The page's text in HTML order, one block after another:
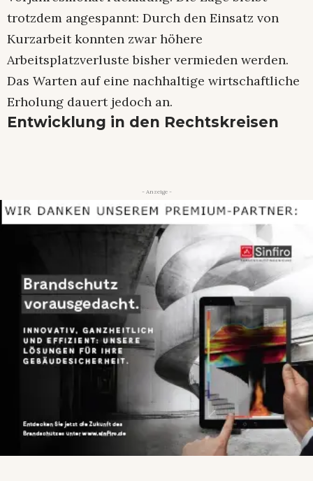
trotzdem angespannt: Durch den Einsatz von
Kurzarbeit konnten zwar höhere
Arbeitsplatzverluste bisher vermieden werden.
Das Warten auf eine nachhaltige wirtschaftliche
Erholung dauert jedoch an.
Entwicklung in den Rechtskreisen
- Anzeige -